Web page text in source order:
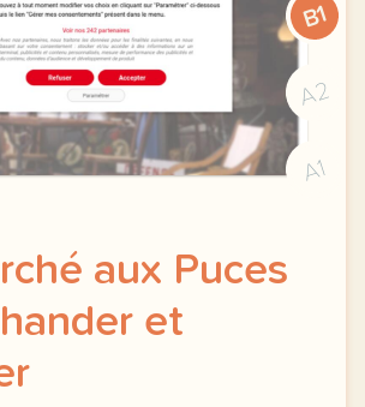
B1
A2
A1
aux Puces
et